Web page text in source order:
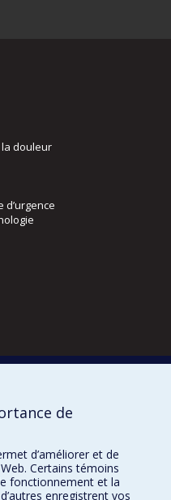
douleur
nucléaire
de
d’améliorer et de
Certains témoins
fonctionnement et la
enregistrent vos